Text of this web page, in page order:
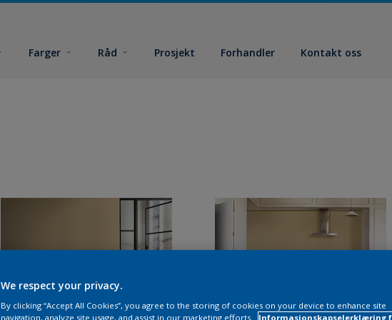
Farger Råd Prosjekt Forhandler Kontakt oss
We respect your privacy.
By clicking “Accept All Cookies”, you agree to the storing of cookies on your device to enhance site
navigation, analyze site usage, and assist in our marketing efforts.
Informasjonskapselerklæring